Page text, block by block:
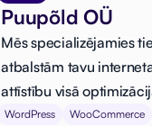
Puupõld OÜ
Mēs specializējamies
atbalstām tavu
attīstību visā
WordPress WooCommerce